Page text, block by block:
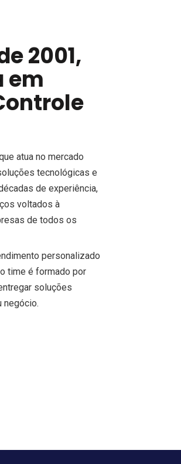
2001,
em
atua no mercado
tecnológicas e
de experiência,
voltados à
de todos os
personalizado
time é formado por
soluções
negócio.